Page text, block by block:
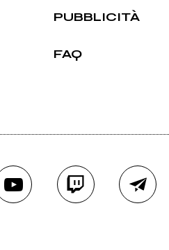
PUBBLICITÀ
FAQ